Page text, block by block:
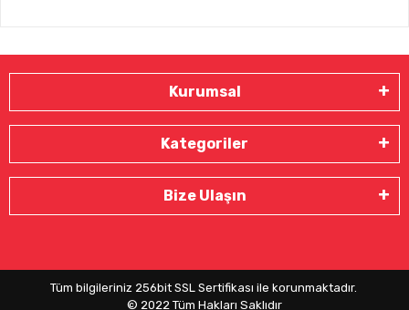
Kurumsal
Kategoriler
Bize Ulaşın
Tüm bilgileriniz 256bit SSL Sertifikası ile korunmaktadır.
© 2022 Tüm Hakları Saklıdır